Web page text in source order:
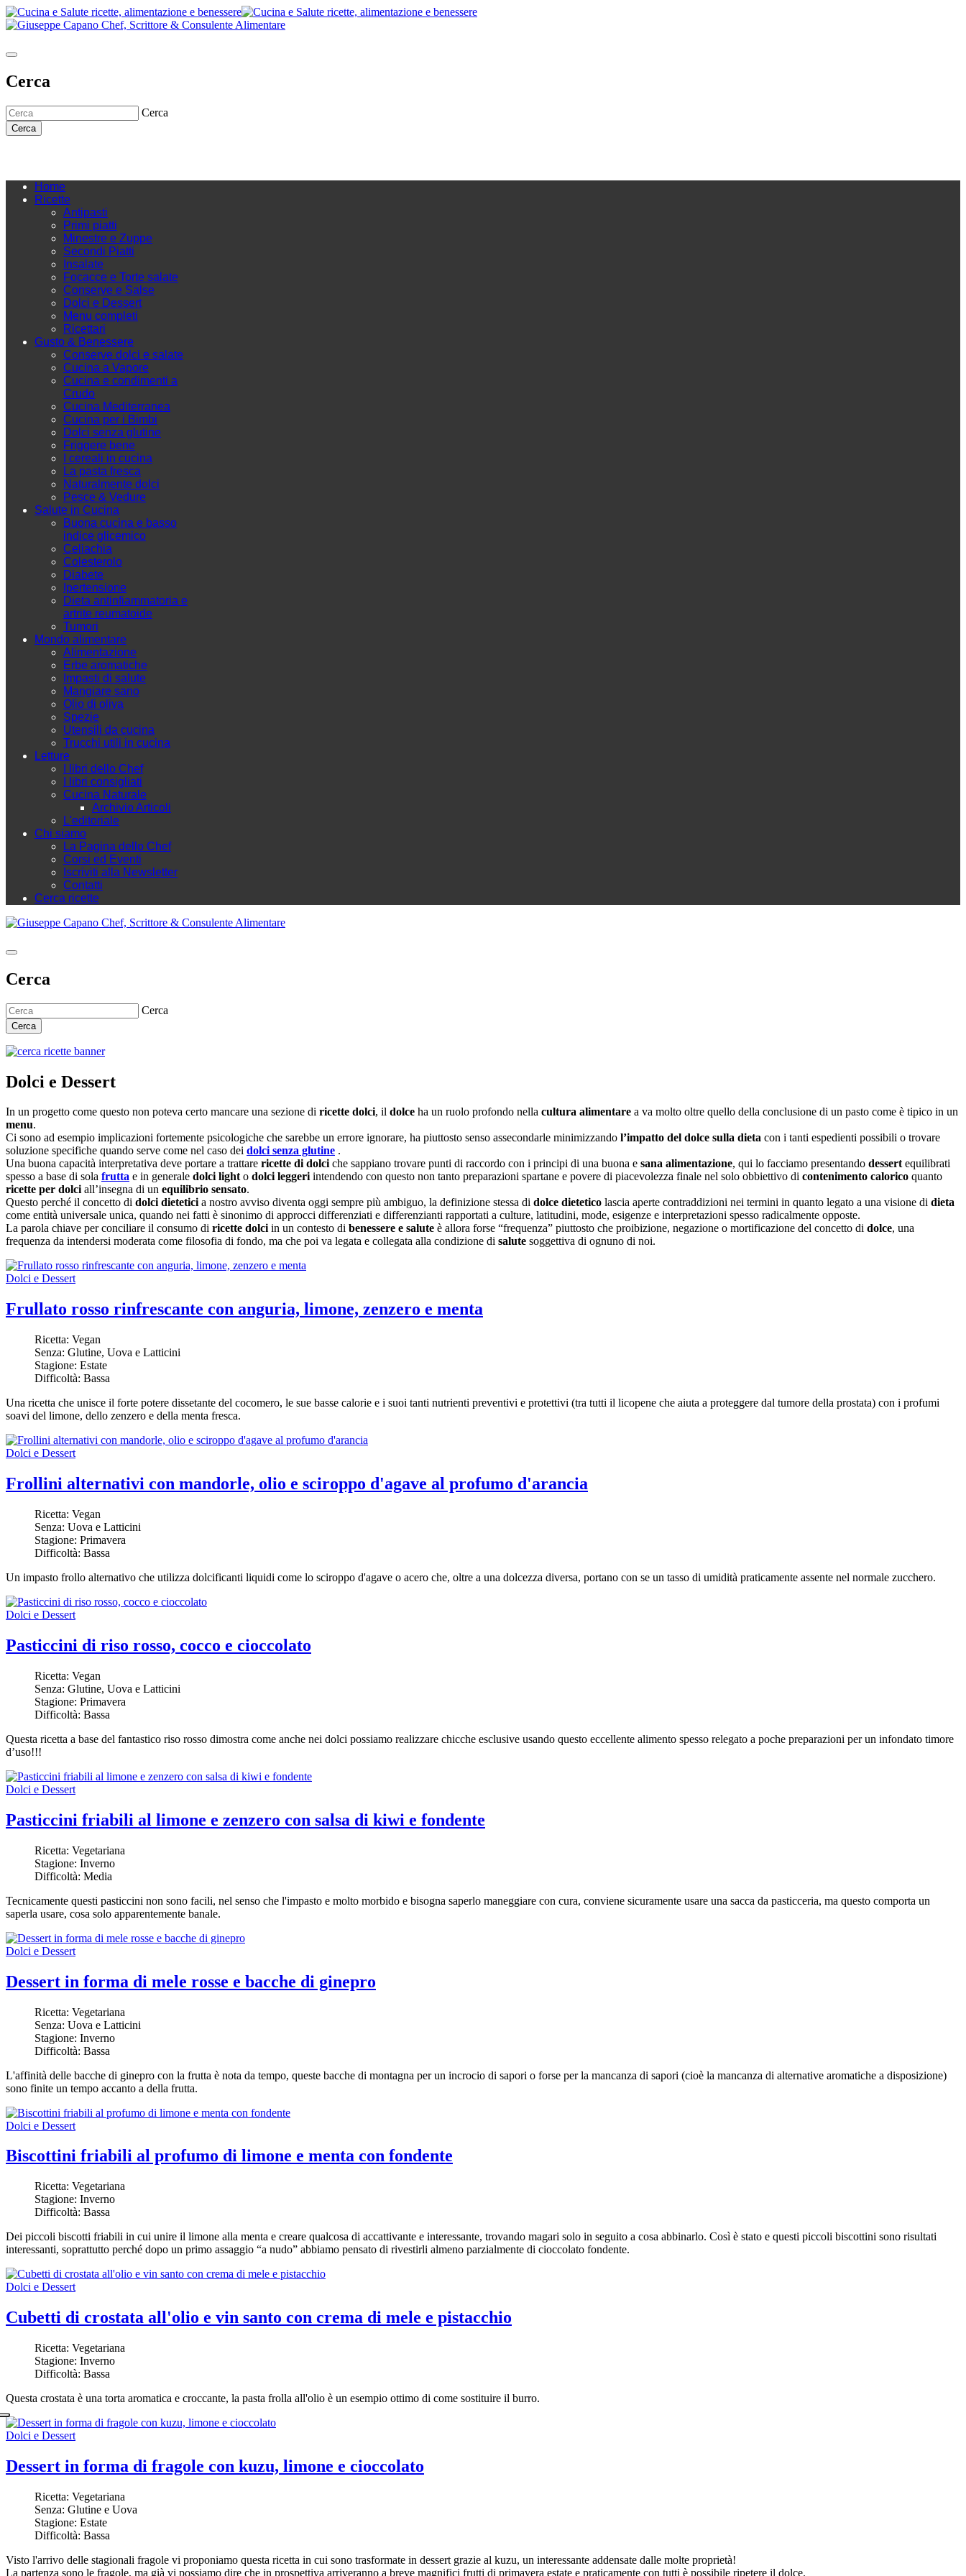
Cerca
Cerca
Cerca
Home
Ricette
Antipasti
Primi piatti
Minestre e Zuppe
Secondi Piatti
Insalate
Focacce e Torte salate
Conserve e Salse
Dolci e Dessert
Menu completi
Ricettari
Gusto & Benessere
Conserve dolci e salate
Cucina a Vapore
Cucina e condimenti a
Crudo
Cucina Mediterranea
Cucina per i Bimbi
Dolci senza glutine
Friggere bene
I cereali in cucina
La pasta fresca
Naturalmente dolci
Pesce & Vedure
Salute in Cucina
Buona cucina e basso
indice glicemico
Celiachia
Colesterolo
Diabete
Ipertensione
Dieta antinfiammatoria e
artrite reumatoide
Tumori
Mondo alimentare
Alimentazione
Erbe aromatiche
Impasti di salute
Mangiare sano
Olio di oliva
Spezie
Utensili da cucina
Trucchi utili in cucina
Letture
I libri dello Chef
I libri consigliati
Cucina Naturale
Archivio Articoli
L'editoriale
Chi siamo
La Pagina dello Chef
Corsi ed Eventi
Iscriviti alla Newsletter
Contatti
Cerca ricette
Cerca
Cerca
Cerca
Dolci e Dessert
In un progetto come questo non poteva certo mancare una sezione di ricette dolci, il dolce ha un ruolo profondo nella cultura alimentare a va molto oltre quello della conclusione di un pasto come è tipico in un
menu.
Ci sono ad esempio implicazioni fortemente psicologiche che sarebbe un errore ignorare, ha piuttosto senso assecondarle minimizzando l’impatto del dolce sulla dieta con i tanti espedienti possibili o trovare
soluzione specifiche quando serve come nel caso dei dolci senza glutine .
Una buona capacità interpretativa deve portare a trattare ricette di dolciche sappiano trovare punti di raccordo con i principi di una buona e sana alimentazione, qui lo facciamo presentando dessertequilibrati
spesso a base di sola frutta e in generale dolci lighto dolci leggeriintendendo con questo non tanto preparazioni spartane e povere di piacevolezza finale nel solo obbiettivo di contenimento calorico quanto
ricette per dolciall’insegna di un equilibrio sensato.
Questo perché il concetto di dolci dieteticia nostro avviso diventa oggi sempre più ambiguo, la definizione stessa di dolce dietetico lascia aperte contraddizioni nei termini in quanto legato a una visione di dieta
come entità universale unica, quando nei fatti è sinonimo di approcci differenziati e differenzianti rapportati a culture, latitudini, mode, esigenze e interpretazioni spesso radicalmente opposte.
La parola chiave per conciliare il consumo di ricette dolciin un contesto di benessere e salute è allora forse “frequenza” piuttosto che proibizione, negazione o mortificazione del concetto di dolce, una
frequenza da intendersi moderata come filosofia di fondo, ma che poi va legata e collegata alla condizione di salute soggettiva di ognuno di noi.
Dolci e Dessert
Frullato rosso rinfrescante con anguria, limone, zenzero e menta
Ricetta: Vegan
Senza: Glutine, Uova e Latticini
Stagione: Estate
Difficoltà: Bassa
Una ricetta che unisce il forte potere dissetante del cocomero, le sue basse calorie e i suoi tanti nutrienti preventivi e protettivi (tra tutti il licopene che aiuta a proteggere dal tumore della prostata) con i profumi
soavi del limone, dello zenzero e della menta fresca.
Dolci e Dessert
Frollini alternativi con mandorle, olio e sciroppo d'agave al profumo d'arancia
Ricetta: Vegan
Senza: Uova e Latticini
Stagione: Primavera
Difficoltà: Bassa
Un impasto frollo alternativo che utilizza dolcificanti liquidi come lo sciroppo d'agave o acero che, oltre a una dolcezza diversa, portano con se un tasso di umidità praticamente assente nel normale zucchero.
Dolci e Dessert
Pasticcini di riso rosso, cocco e cioccolato
Ricetta: Vegan
Senza: Glutine, Uova e Latticini
Stagione: Primavera
Difficoltà: Bassa
Questa ricetta a base del fantastico riso rosso dimostra come anche nei dolci possiamo realizzare chicche esclusive usando questo eccellente alimento spesso relegato a poche preparazioni per un infondato timore
d’uso!!!
Dolci e Dessert
Pasticcini friabili al limone e zenzero con salsa di kiwi e fondente
Ricetta: Vegetariana
Stagione: Inverno
Difficoltà: Media
Tecnicamente questi pasticcini non sono facili, nel senso che l'impasto e molto morbido e bisogna saperlo maneggiare con cura, conviene sicuramente usare una sacca da pasticceria, ma questo comporta un
saperla usare, cosa solo apparentemente banale.
Dolci e Dessert
Dessert in forma di mele rosse e bacche di ginepro
Ricetta: Vegetariana
Senza: Uova e Latticini
Stagione: Inverno
Difficoltà: Bassa
L'affinità delle bacche di ginepro con la frutta è nota da tempo, queste bacche di montagna per un incrocio di sapori o forse per la mancanza di sapori (cioè la mancanza di alternative aromatiche a disposizione)
sono finite un tempo accanto a della frutta.
Dolci e Dessert
Biscottini friabili al profumo di limone e menta con fondente
Ricetta: Vegetariana
Stagione: Inverno
Difficoltà: Bassa
Dei piccoli biscotti friabili in cui unire il limone alla menta e creare qualcosa di accattivante e interessante, trovando magari solo in seguito a cosa abbinarlo. Così è stato e questi piccoli biscottini sono risultati
interessanti, soprattutto perché dopo un primo assaggio “a nudo” abbiamo pensato di rivestirli almeno parzialmente di cioccolato fondente.
Dolci e Dessert
Cubetti di crostata all'olio e vin santo con crema di mele e pistacchio
Ricetta: Vegetariana
Stagione: Inverno
Difficoltà: Bassa
Questa crostata è una torta aromatica e croccante, la pasta frolla all'olio è un esempio ottimo di come sostituire il burro.
Dolci e Dessert
Dessert in forma di fragole con kuzu, limone e cioccolato
Ricetta: Vegetariana
Senza: Glutine e Uova
Stagione: Estate
Difficoltà: Bassa
Visto l'arrivo delle stagionali fragole vi proponiamo questa ricetta in cui sono trasformate in dessert grazie al kuzu, un interessante addensate dalle molte proprietà!
La partenza sono le fragole, ma già vi possiamo dire che in prospettiva arriveranno a breve magnifici frutti di primavera estate e praticamente con tutti è possibile ripetere il dolce.